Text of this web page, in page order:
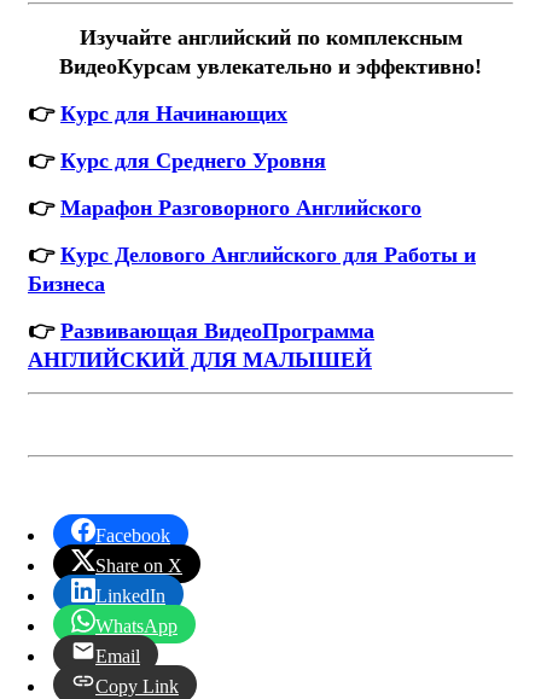
Изучайте английский по комплексным
ВидеоКурсам увлекательно и эффективно!
👉 Курс для Начинающих
👉 Курс для Среднего Уровня
👉 Марафон Разговорного Английского
👉 Курс Делового Английского для Работы и
Бизнеса
👉 Развивающая ВидеоПрограмма
АНГЛИЙСКИЙ ДЛЯ МАЛЫШЕЙ
Facebook
Share on X
LinkedIn
WhatsApp
Email
Copy Link